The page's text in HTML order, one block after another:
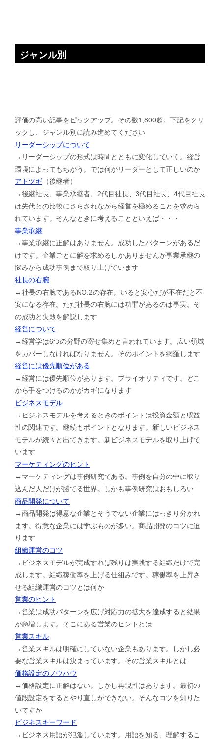
ジャンル別
評価の高い記事をピックアップ。その数1,800超。下記をクリ
ックし、ジャンル別に読み進めてください
リーダーシップについて
→リーダーシップの形式は時間とともに変化していく。経営
環境によってもちがう。では何がリーダーとして正しいのか
アトツギ （後継者）
→後継社長、事業承継者、2代目社長、3代目社長、4代目社長
は先代との比較にさらされながら経営を極めることを求めら
れています。そんなときに考えることといえば・・・
事業承継
→事業承継に正解はありません。成功したパターンがあるだ
けです。企業ごとに解を求めるしかありませんが事業承継の
悩みから成功事例まで取り上げています
社長の右腕
→社長の右腕であるNO.2の存在。いると安心だが不在だと不
安になる存在。ただ社長の右腕には功罪があるのは事実。そ
の成功と失敗を解説します
経営について
→経営学は6つの分野の寄せ集めと言われています。広い領域
をカバーしなければなりません。そのポイントを網羅します
経営には優先順位がある
→経営には優先順位があります。プライオリティです。どこ
から手をつけるのかがカギになります
ビジネスモデル
→ビジネスモデルを考えるときのポイントは投資金額と収益
性の関連です。継続もポイントとなります。新しいビジネス
モデルが続々と出てきます。新ビジネスモデルを取り上げて
います
マーケティングのヒント
→マーケティングは事例研究である。事例を自分の中に取り
込んだ人だけが勝てる世界。しかも事例研究はおもしろい
商品開発について
→商品開発は得意な企業とそうでない企業にはっきり分かれ
ます。得意な企業には学ぶものが多い。商品開発のコツに迫
ります
組織運営のコツ
→ビジネスモデルが完成すれば残りは実践する組織だけで完
成します。組織稼働率を上げる仕組みです。稼働率を上昇さ
せる組織運営のコツとは何か
営業のヒント
→営業は成功パターンを広げ対応力の拡大を達成すると結果
が急増します。そこにある営業のヒントとは
営業スキル
→営業スキルは明確にしていない企業もあります。しかし必
要な営業スキルは決まっています。その営業スキルとは
価格設定のノウハウ
→価格設定に正解はない。しかし再現性はあります。最初の
値段設定をするとやり直しができない。そんなコツを知りた
いですか
ビジネスキーワード
→ビジネス用語が氾濫しています。用語を知る、理解するこ